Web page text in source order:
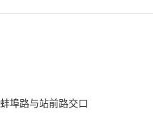
埠路与站前路交口